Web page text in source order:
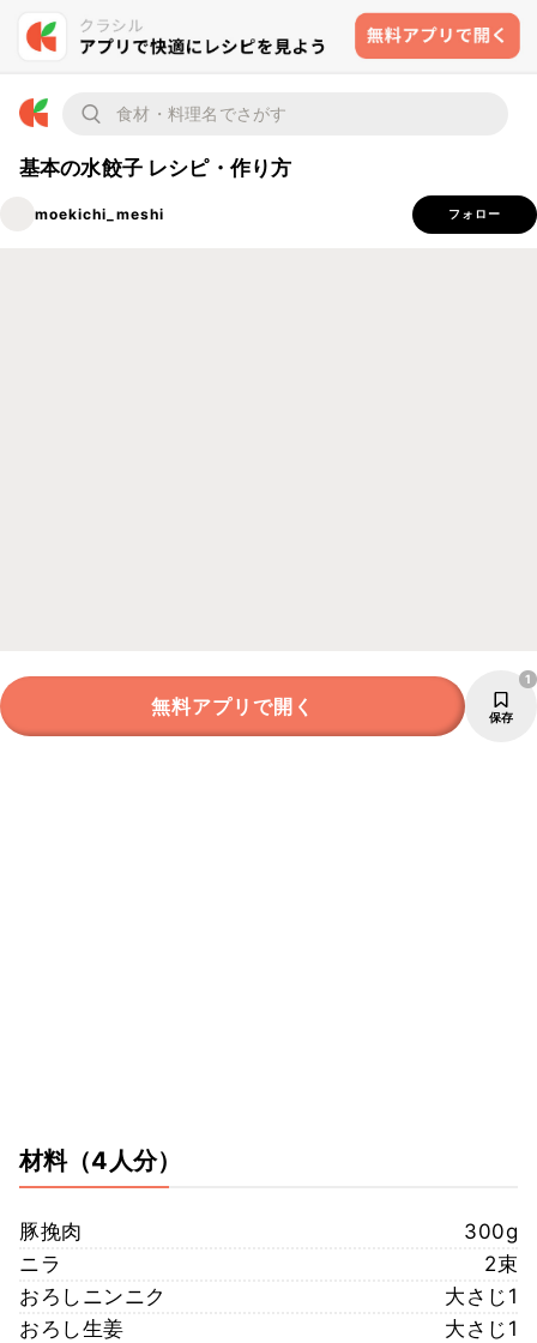
基本の水餃子 レシピ・作り方
moekichi_meshi フォロー
無料アプリで開く 保存
1
材料（4人分）
豚挽肉
300g
ニラ
2束
おろしニンニク
大さじ1
おろし生姜
大さじ1